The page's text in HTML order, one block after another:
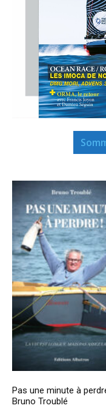
Pas une minute à
Bruno Troublé